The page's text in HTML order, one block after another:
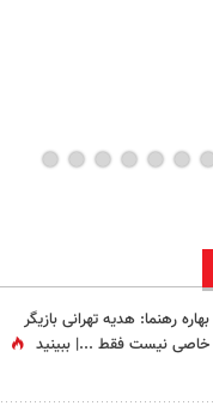
بهاره رهنما: هدیه تهرانی بازیگر
خاصی نیست فقط ...|‌ ببینید